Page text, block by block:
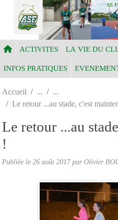
AS
ACTIVITES LA VIE DU
INFOS PRATIQUES
Accueil
Le retour ...au stade, c'est
Le retour ...au
!
Publiée le 26 août 2017par Olivier
Panneau de gestion des cookies